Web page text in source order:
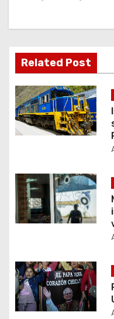
i
ó
n
d
e
n
t
r
d
a
Related Post